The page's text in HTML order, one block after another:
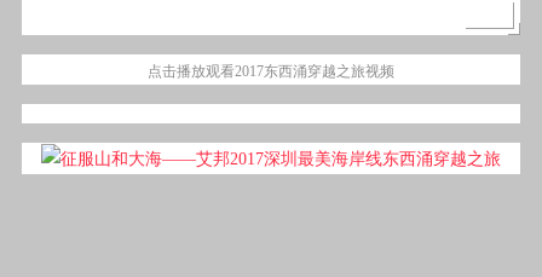
点击播放观看2017东西涌穿越之旅视频